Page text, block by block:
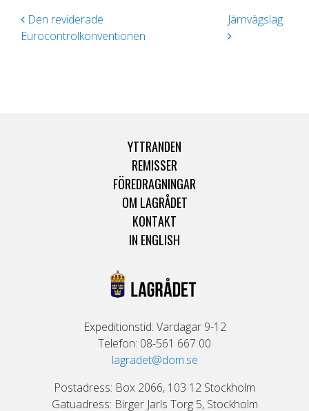
Inläggsnavigering
Den reviderade
Eurocontrolkonventionen
Järnvägslag
YTTRANDEN
REMISSER
FÖREDRAGNINGAR
OM LAGRÅDET
KONTAKT
IN ENGLISH
Expeditionstid: Vardagar 9-12
Telefon: 08-561 667 00
lagradet@dom.se
Postadress: Box 2066, 103 12 Stockholm
Gatuadress: Birger Jarls Torg 5, Stockholm